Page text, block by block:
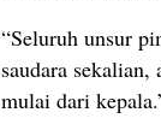
“Seluruh unsur
saudara
mulai dari